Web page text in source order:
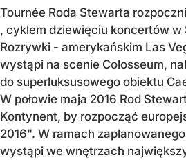
Tournée Roda Stewarta
, cyklem dziewięciu koncertów
Rozrywki - amerykańskim Las
wystąpi na scenie Colosseum,
do superluksusowego obiektu
W połowie maja 2016 Rod
Kontynent, by rozpocząć
2016". W ramach
wystąpi we wnętrzach